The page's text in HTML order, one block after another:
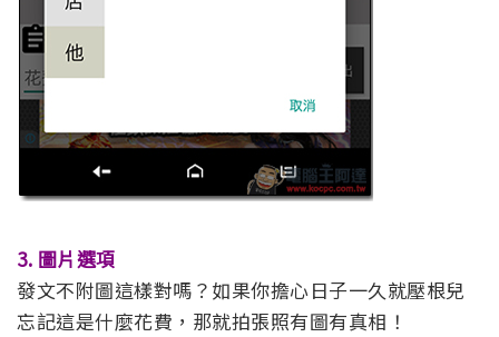
3. 圖片選項
發文不附圖這樣對嗎？如果你擔心日子一久就壓根兒
忘記這是什麼花費，那就拍張照有圖有真相！